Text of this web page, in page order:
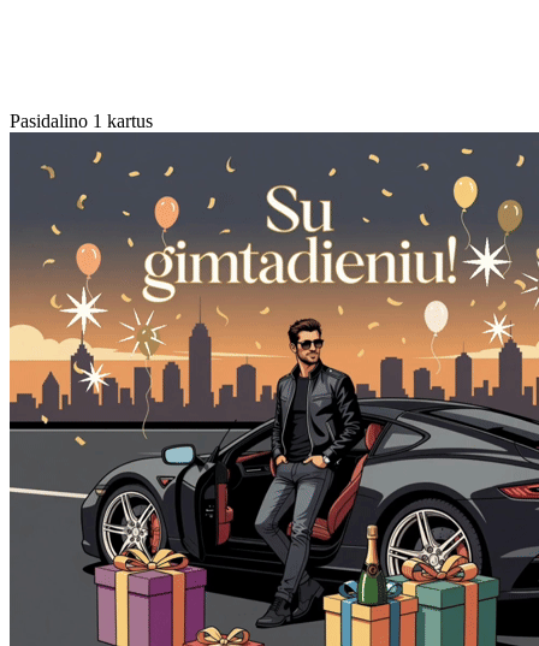
Pasidalino 1 kartus